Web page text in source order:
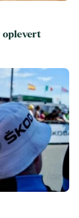
oplevert